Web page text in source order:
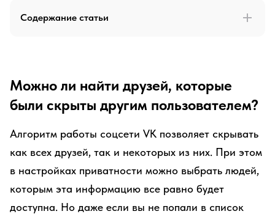
Содержание статьи
Можно ли найти друзей, которые
были скрыты другим пользователем?
Алгоритм работы соцсети VK позволяет скрывать
как всех друзей, так и некоторых из них. При этом
в настройках приватности можно выбрать людей,
которым эта информацию все равно будет
доступна. Но даже если вы не попали в список